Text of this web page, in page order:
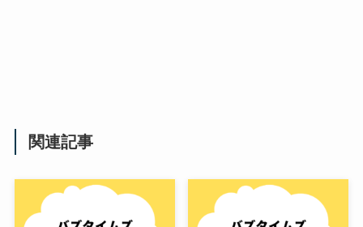
関連記事